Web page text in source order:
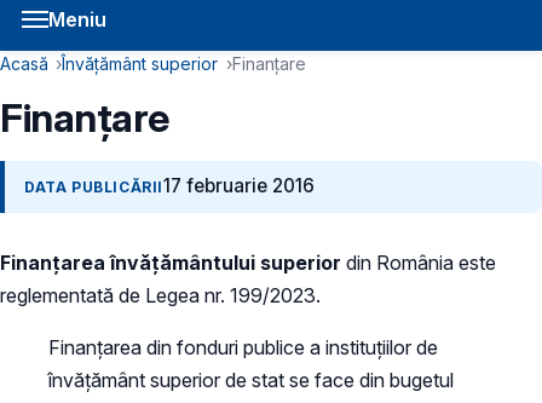
Meniu
Navigație principală
Cale de navigare
Acasă Învățământ superior Finanțare
Finanțare
DATA PUBLICĂRII17 februarie 2016
Finanțarea învățământului superior din România este
reglementată de Legea nr. 199/2023.
Finanțarea din fonduri publice a instituțiilor de
învățământ superior de stat se face din bugetul